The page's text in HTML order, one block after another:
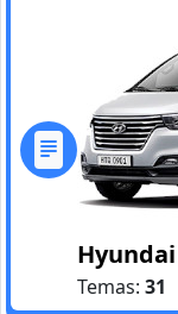
Hyundai
Temas: 31